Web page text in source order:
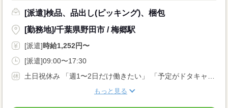
[派遣]検品、品出し(ピッキング)、梱包
[勤務地]/千葉県野田市 / 梅郷駅
[派遣]時給1,252円〜
[派遣]09:00〜17:30
もっと見る